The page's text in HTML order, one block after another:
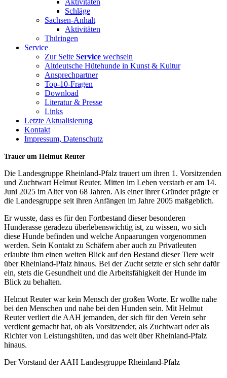
Schläge
Sachsen-Anhalt
Aktivitäten
Thüringen
Service
Zur Seite Service wechseln
Altdeutsche Hütehunde in Kunst & Kultur
Ansprechpartner
Top-10-Fragen
Download
Literatur & Presse
Links
Letzte Aktualisierung
Kontakt
Impressum, Datenschutz
Trauer um Helmut Reuter
Die Landesgruppe Rheinland-Pfalz trauert um ihren 1. Vorsitzenden
und Zuchtwart Helmut Reuter. Mitten im Leben verstarb er am 14.
Juni 2025 im Alter von 68 Jahren. Als einer ihrer Gründer prägte er
die Landesgruppe seit ihren Anfängen im Jahre 2005 maßgeblich.
Er wusste, dass es für den Fortbestand dieser besonderen
Hunderasse geradezu überlebenswichtig ist, zu wissen, wo sich
diese Hunde befinden und welche Anpaarungen vorgenommen
werden. Sein Kontakt zu Schäfern aber auch zu Privatleuten
erlaubte ihm einen weiten Blick auf den Bestand dieser Tiere weit
über Rheinland-Pfalz hinaus. Bei der Zucht setzte er sich sehr dafür
ein, stets die Gesundheit und die Arbeitsfähigkeit der Hunde im
Blick zu behalten.
Helmut Reuter war kein Mensch der großen Worte. Er wollte nahe
bei den Menschen und nahe bei den Hunden sein. Mit Helmut
Reuter verliert die AAH jemanden, der sich für den Verein sehr
verdient gemacht hat, ob als Vorsitzender, als Zuchtwart oder als
Richter von Leistungshüten, und das weit über Rheinland-Pfalz
hinaus.
Der Vorstand der AAH Landesgruppe Rheinland-Pfalz